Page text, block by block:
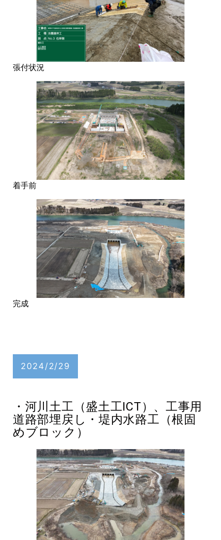
張付状況
着手前
完成
2024/2/29
・河川土工（盛土工ICT）、工事用
道路部埋戻し・堤内水路工（根固
めブロック）